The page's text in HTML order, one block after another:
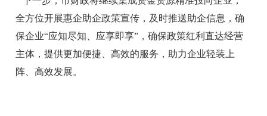
全方位开展惠企助企政策宣传，及时推送助企信息，确
保企业“应知尽知、应享即享”，确保政策红利直达经营
主体，提供更加便捷、高效的服务，助力企业轻装上
阵、高效发展。